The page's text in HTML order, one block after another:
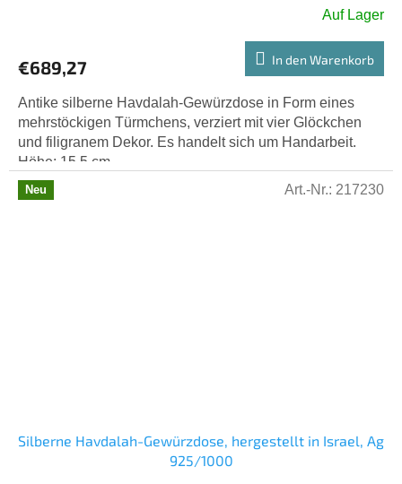
Auf Lager
€689,27 In den Warenkorb
Antike silberne Havdalah-Gewürzdose in Form eines
mehrstöckigen Türmchens, verziert mit vier Glöckchen
und filigranem Dekor. Es handelt sich um Handarbeit.
Höhe: 15,5 cm....
Neu
Silberne Havdalah-Gewürzdose, hergestellt in Israel, Ag
925/1000
Art.-Nr.: 217230